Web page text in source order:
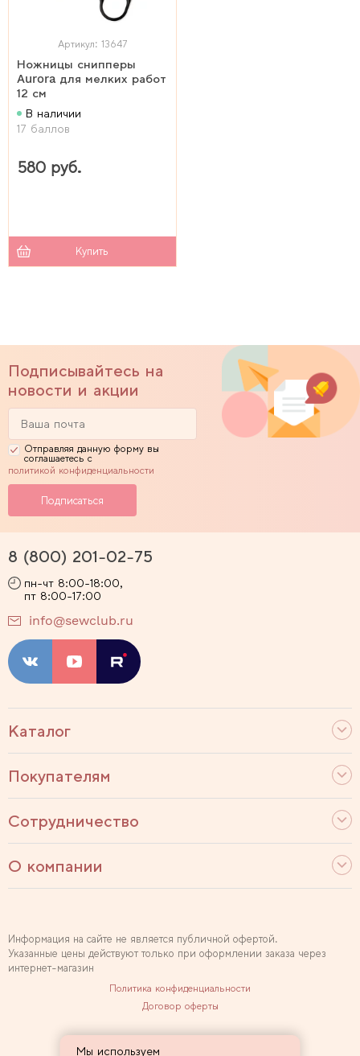
Артикул: 13647
Ножницы снипперы
Aurora для мелких работ
12 см
В наличии
17 баллов
580 руб.
Купить
Подписывайтесь на
новости и акции
Отправляя данную форму вы
соглашаетесь с
политикой конфиденциальности
Каталог
Покупателям
Сотрудничество
О компании
8 (800) 201-02-75
пн-чт 8:00-18:00,
пт 8:00-17:00
info@sewclub.ru
Информация на сайте не является публичной офертой.
Указанные цены действуют только при оформлении заказа через
интернет-магазин
Политика конфиденциальности
Договор оферты
Мы используем